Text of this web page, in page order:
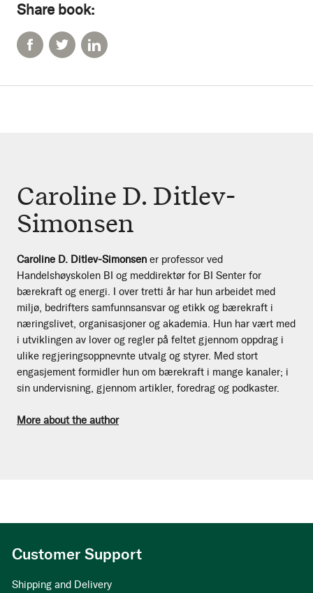
Share book:
Caroline D. Ditlev-
Simonsen
Caroline D. Ditlev-Simonsen er professor ved
Handelshøyskolen BI og meddirektør for BI Senter for
bærekraft og energi. I over tretti år har hun arbeidet med
miljø, bedrifters samfunnsansvar og etikk og bærekraft i
næringslivet, organisasjoner og akademia. Hun har vært med
i utviklingen av lover og regler på feltet gjennom oppdrag i
ulike regjeringsoppnevnte utvalg og styrer. Med stort
engasjement formidler hun om bærekraft i mange kanaler; i
sin undervisning, gjennom artikler, foredrag og podkaster.
More about the author
Customer Support
Shipping and Delivery